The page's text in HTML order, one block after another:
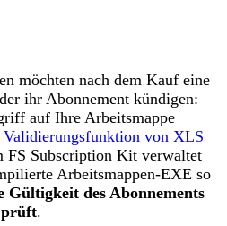
möchten nach dem Kauf eine
ihr Abonnement kündigen:
auf Ihre Arbeitsmappe
Validierungsfunktion von XLS
FS Subscription Kit verwaltet
Arbeitsmappen-EXE so
Gültigkeit des Abonnements
prüft.